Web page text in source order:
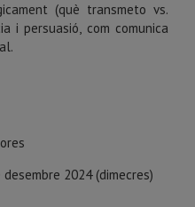
(què transmeto vs.
i persuasió, com comunica
2024 (dimecres)